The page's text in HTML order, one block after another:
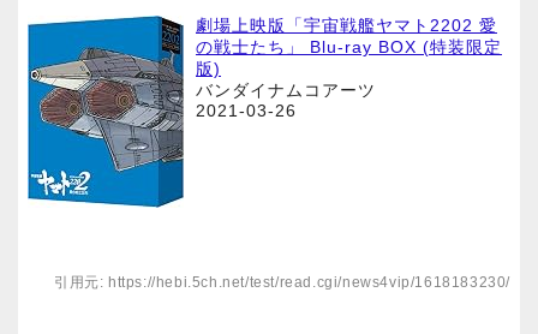
劇場上映版「宇宙戦艦ヤマト2202 愛
の戦士たち」 Blu-ray BOX (特装限定
版)
バンダイナムコアーツ
2021-03-26
引用元: https://hebi.5ch.net/test/read.cgi/news4vip/1618183230/